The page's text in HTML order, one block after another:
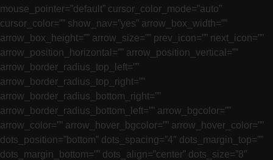
mouse_pointer=”default” cursor_color_mode=”auto”
cursor_color=”” show_nav=”yes” arrow_box_width=””
arrow_box_height=”” arrow_size=”” prev_icon=”” next_icon=””
arrow_position_horizontal=”” arrow_position_vertical=””
arrow_border_radius_top_left=””
arrow_border_radius_top_right=””
arrow_border_radius_bottom_right=””
arrow_border_radius_bottom_left=”” arrow_bgcolor=””
arrow_color=”” arrow_hover_bgcolor=”” arrow_hover_color=””
dots_position=”bottom” dots_spacing=”4″ dots_margin_top=””
dots_margin_bottom=”” dots_align=”center” dots_size=”8″